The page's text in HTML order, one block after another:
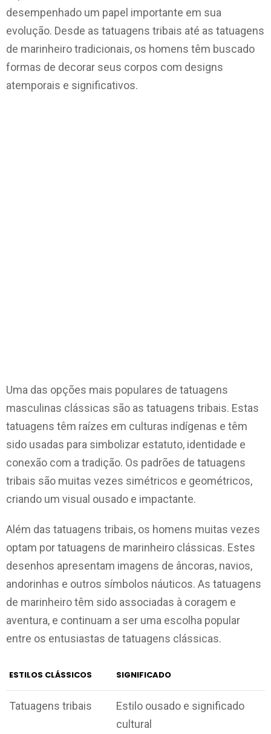
desempenhado um papel importante em sua
evolução. Desde as tatuagens tribais até as tatuagens
de marinheiro tradicionais, os homens têm buscado
formas de decorar seus corpos com designs
atemporais e significativos.
Uma das opções mais populares de tatuagens
masculinas clássicas são as tatuagens tribais. Estas
tatuagens têm raízes em culturas indígenas e têm
sido usadas para simbolizar estatuto, identidade e
conexão com a tradição. Os padrões de tatuagens
tribais são muitas vezes simétricos e geométricos,
criando um visual ousado e impactante.
Além das tatuagens tribais, os homens muitas vezes
optam por tatuagens de marinheiro clássicas. Estes
desenhos apresentam imagens de âncoras, navios,
andorinhas e outros símbolos náuticos. As tatuagens
de marinheiro têm sido associadas à coragem e
aventura, e continuam a ser uma escolha popular
entre os entusiastas de tatuagens clássicas.
ESTILOS CLÁSSICOS SIGNIFICADO
Tatuagens tribais
Estilo ousado e significado
cultural